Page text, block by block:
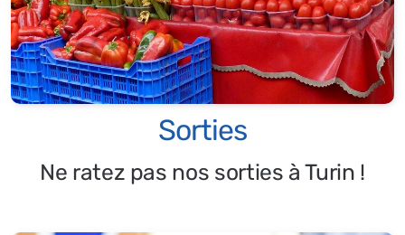
Sorties
Ne ratez pas nos sorties à Turin !